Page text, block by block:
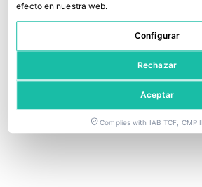
efecto en nuestra web.
Configurar
Rechazar
Aceptar
Complies with IAB TCF, CMP